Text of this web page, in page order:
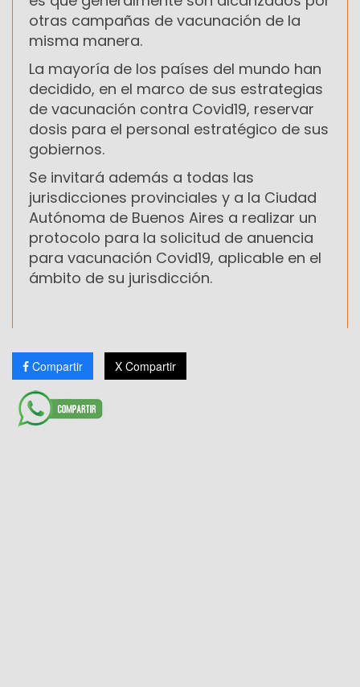
otras campañas de vacunación de la
misma manera.
La mayoría de los países del mundo han
decidido, en el marco de sus estrategias
de vacunación contra Covid19, reservar
dosis para el personal estratégico de sus
gobiernos.
Se invitará además a todas las
jurisdicciones provinciales y a la Ciudad
Autónoma de Buenos Aires a realizar un
protocolo para la solicitud de anuencia
para vacunación Covid19, aplicable en el
ámbito de su jurisdicción.
Compartir X Compartir